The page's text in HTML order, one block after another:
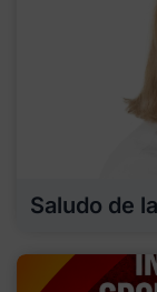
Saludo de